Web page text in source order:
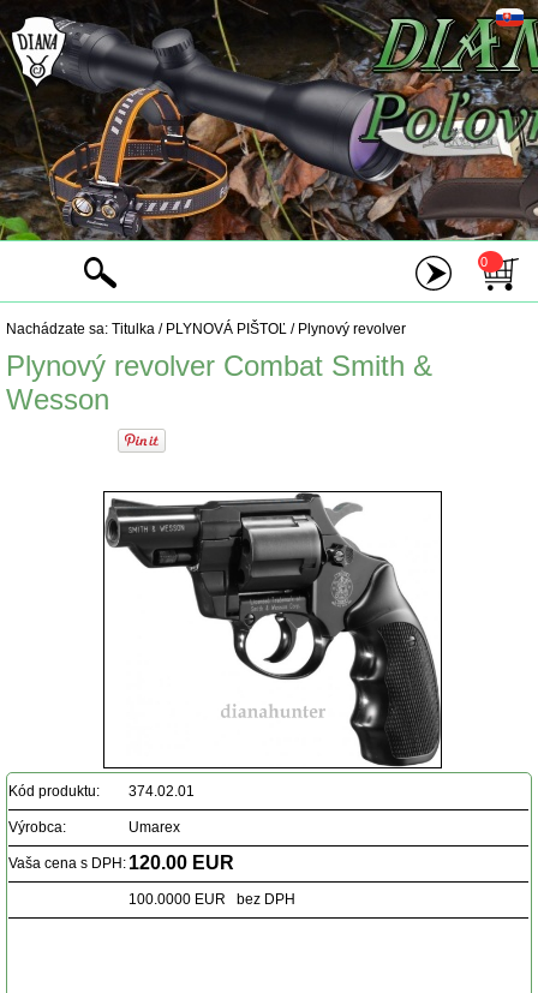
0
Nachádzate sa: Titulka / PLYNOVÁ PIŠTOĽ / Plynový revolver
Plynový revolver Combat Smith &
Wesson
Kód produktu: 374.02.01
Výrobca: Umarex
Vaša cena s DPH: 120.00 EUR
100.0000 EUR bez DPH